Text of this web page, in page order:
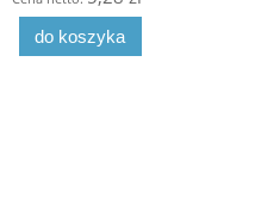
do koszyka